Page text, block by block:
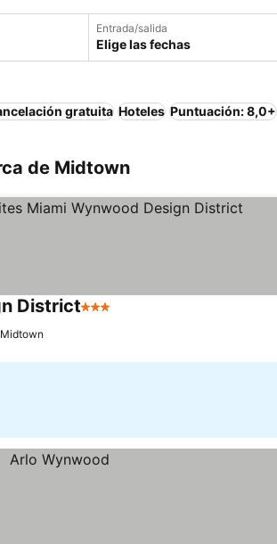
Entrada/salida
Elige las fechas
gratuita Hoteles Puntuación: 8,0+
de Midtown
District3 Estrellas